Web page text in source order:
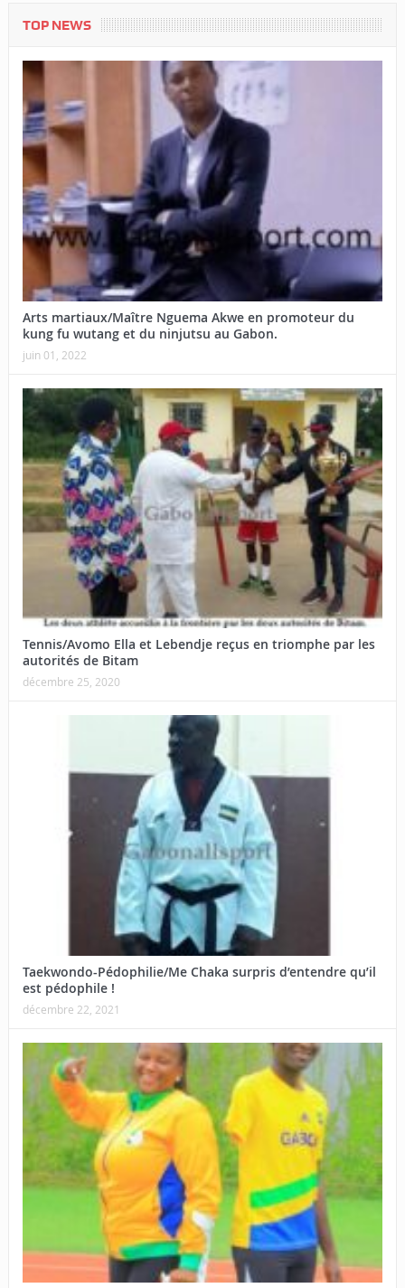
TOP NEWS
Arts martiaux/Maître Nguema Akwe en promoteur du
kung fu wutang et du ninjutsu au Gabon.
juin 01, 2022
Tennis/Avomo Ella et Lebendje reçus en triomphe par les
autorités de Bitam
décembre 25, 2020
Taekwondo-Pédophilie/Me Chaka surpris d’entendre qu’il
est pédophile !
décembre 22, 2021